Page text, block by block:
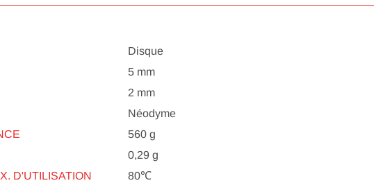
Disque
5 mm
2 mm
Néodyme
560 g
0,29 g
D'UTILISATION
80℃